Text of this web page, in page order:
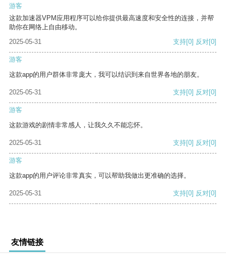
游客
这款加速器VPM应用程序可以给你提供最高速度和安全性的连接，并帮
助你在网络上自由移动。
2025-05-31
支持[0] 反对[0]
游客
这款app的用户群体非常庞大，我可以结识到来自世界各地的朋友。
2025-05-31 支持[0] 反对[0]
游客
这款游戏的剧情非常感人，让我久久不能忘怀。
2025-05-31 支持[0] 反对[0]
游客
这款app的用户评论非常真实，可以帮助我做出更准确的选择。
2025-05-31 支持[0] 反对[0]
友情链接